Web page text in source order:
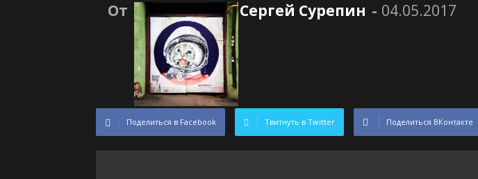
От Сергей Сурепин - 04.05.2017
Поделиться в Facebook Твитнуть в Twitter Поделиться ВКонтакте